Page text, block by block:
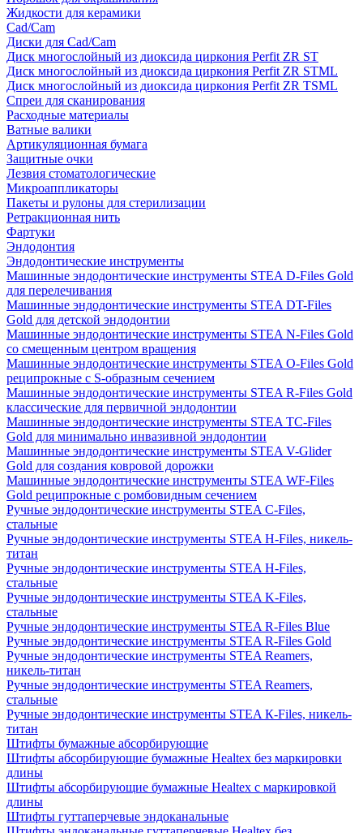
Жидкости для керамики
Cad/Cam
Диски для Cad/Cam
Диск многослойный из диоксида циркония Perfit ZR ST
Диск многослойный из диоксида циркония Perfit ZR STML
Диск многослойный из диоксида циркония Perfit ZR TSML
Спреи для сканирования
Расходные материалы
Ватные валики
Артикуляционная бумага
Защитные очки
Лезвия стоматологические
Микроаппликаторы
Пакеты и рулоны для стерилизации
Ретракционная нить
Фартуки
Эндодонтия
Эндодонтические инструменты
Машинные эндодонтические инструменты STEA D-Files Gold
для перелечивания
Машинные эндодонтические инструменты STEA DT-Files
Gold для детской эндодонтии
Машинные эндодонтические инструменты STEA N-Files Gold
со смещенным центром вращения
Машинные эндодонтические инструменты STEA O-Files Gold
реципрокные с S-образным сечением
Машинные эндодонтические инструменты STEA R-Files Gold
классические для первичной эндодонтии
Машинные эндодонтические инструменты STEA TC-Files
Gold для минимально инвазивной эндодонтии
Машинные эндодонтические инструменты STEA V-Glider
Gold для создания ковровой дорожки
Машинные эндодонтические инструменты STEA WF-Files
Gold реципрокные с ромбовидным сечением
Ручные эндодонтические инструменты STEA C-Files,
стальные
Ручные эндодонтические инструменты STEA H-Files, никель-
титан
Ручные эндодонтические инструменты STEA H-Files,
стальные
Ручные эндодонтические инструменты STEA K-Files,
стальные
Ручные эндодонтические инструменты STEA R-Files Blue
Ручные эндодонтические инструменты STEA R-Files Gold
Ручные эндодонтические инструменты STEA Reamers,
никель-титан
Ручные эндодонтические инструменты STEA Reamers,
стальные
Ручные эндодонтические инструменты STEA К-Files, никель-
титан
Штифты бумажные абсорбирующие
Штифты абсорбирующие бумажные Healtex без маркировки
длины
Штифты абсорбирующие бумажные Healtex с маркировкой
длины
Штифты гуттаперчевые эндоканальные